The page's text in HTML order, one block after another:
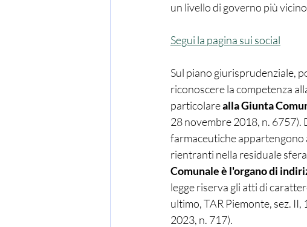
un livello di governo più
Segui la pagina sui social
Sul piano giurisprudenziale,
riconoscere la competenza
particolare alla Giunta
28 novembre 2018, n.
farmaceutiche appartengono
rientranti nella residuale
Comunale è l'organo di
legge riserva gli atti di
ultimo, TAR Piemonte, sez.
2023, n. 717).